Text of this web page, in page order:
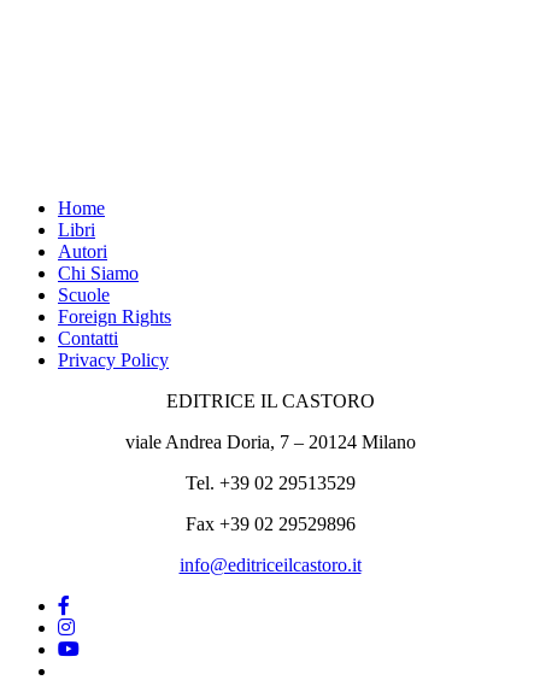
Home
Libri
Autori
Chi Siamo
Scuole
Foreign Rights
Contatti
Privacy Policy
EDITRICE IL CASTORO
viale Andrea Doria, 7 – 20124 Milano
Tel. +39 02 29513529
Fax +39 02 29529896
info@editriceilcastoro.it